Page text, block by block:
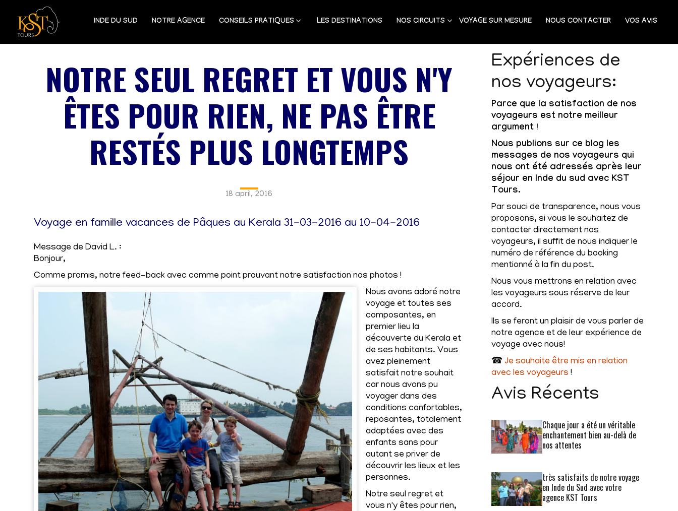
INDE DU SUD NOTRE AGENCE CONSEILS PRATIQUES LES DESTINATIONS NOS CIRCUITS VOYAGE SUR MESURE NOUS CONTACTER VOS AVIS
NOTRE SEUL REGRET ET VOUS N'Y
ÊTES POUR RIEN, NE PAS ÊTRE
RESTÉS PLUS LONGTEMPS
18 april, 2016
Voyage en famille vacances de Pâques au Kerala 31-03-2016 au 10-04-2016
Message de David L. :
Bonjour,
Comme promis, notre feed-back avec comme point prouvant notre satisfaction nos photos !
Nous avons adoré notre
voyage et toutes ses
composantes, en
premier lieu la
découverte du Kerala et
de ses habitants. Vous
avez pleinement
satisfait notre souhait
car nous avons pu
voyager dans des
conditions confortables,
reposantes, totalement
adaptées avec des
enfants sans pour
autant se priver de
découvrir les lieux et les
personnes.
Notre seul regret et
vous n'y êtes pour rien,
Expériences de
nos voyageurs:
Parce que la satisfaction de nos
voyageurs est notre meilleur
argument !
Nous publions sur ce blog les
messages de nos voyageurs qui
nous ont été adressés après leur
séjour en Inde du sud avec KST
Tours.
Par souci de transparence, nous vous
proposons, si vous le souhaitez de
contacter directement nos
voyageurs, il suffit de nous indiquer le
numéro de référence du booking
mentionné à la fin du post.
Nous vous mettrons en relation avec
les voyageurs sous réserve de leur
accord.
Ils se feront un plaisir de vous parler de
notre agence et de leur expérience de
voyage avec nous!
☎Je souhaite être mis en relation
avec les voyageurs !
Avis Récents
Chaque jour a été un véritable
enchantement bien au-delà de
nos attentes
très satisfaits de notre voyage
en Inde du Sud avec votre
agence KST Tours